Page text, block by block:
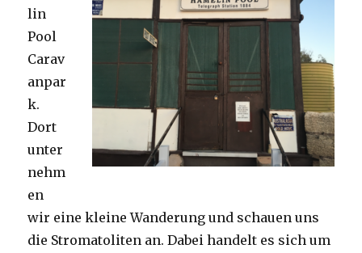
lin
Pool
Carav
anpar
k.
Dort
unter
nehm
en
wir eine kleine Wanderung und schauen uns
die Stromatoliten an. Dabei handelt es sich um